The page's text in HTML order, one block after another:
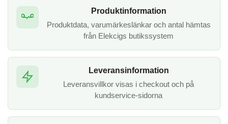
Produktinformation
Produktdata, varumärkeslänkar och antal hämtas
från Elekcigs butikssystem
Leveransinformation
Leveransvillkor visas i checkout och på
kundservice-sidorna